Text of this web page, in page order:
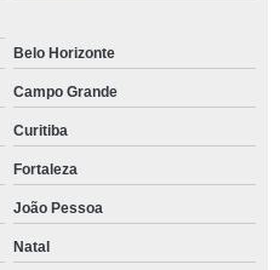
Belo Horizonte
Campo Grande
Curitiba
Fortaleza
João Pessoa
Natal